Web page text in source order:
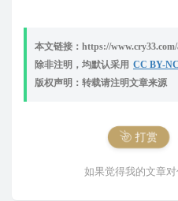
本文链接：https://
除非注明，均默认采用 CC BY-
版权声明：转载请注明文章来源
打赏
如果觉得我的文章